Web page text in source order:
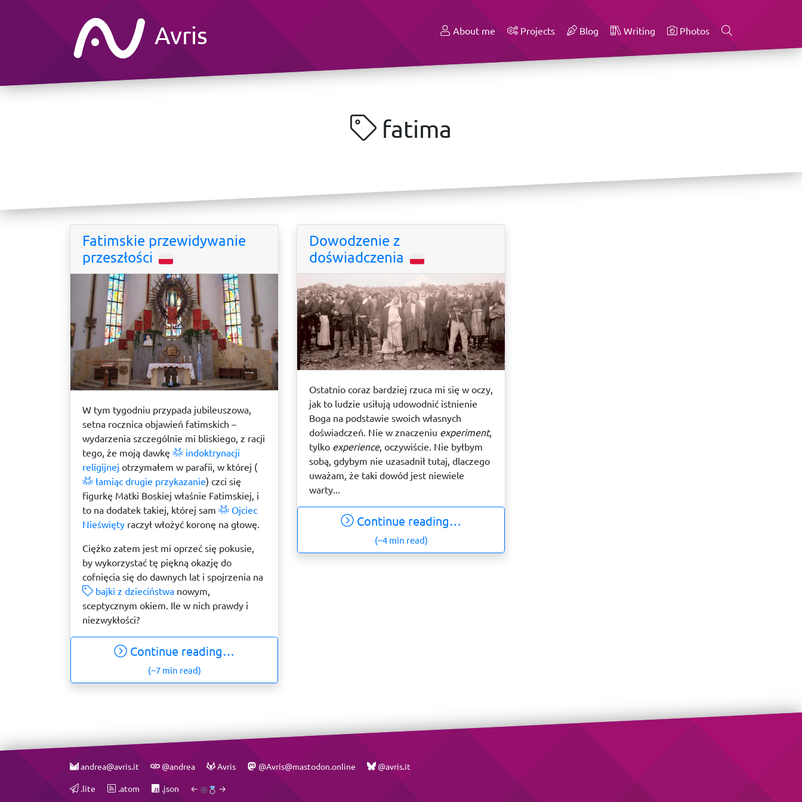
Avris About me Projects Blog Writing Photos
fatima
Fatimskie przewidywanie
przeszłości
W tym tygodniu przypada jubileuszowa,
setna rocznica objawień fatimskich –
wydarzenia szczególnie mi bliskiego, z racji
tego, że moją dawkę
indoktrynacji
religijnej otrzymałem w parafii, w której (
łamiąc drugie przykazanie) czci się
figurkę Matki Boskiej właśnie Fatimskiej, i
to na dodatek takiej, której sam
Ojciec
Nieświęty raczył włożyć koronę na głowę.
Ciężko zatem jest mi oprzeć się pokusie,
by wykorzystać tę piękną okazję do
cofnięcia się do dawnych lat i spojrzenia na
bajki z dzieciństwanowym,
sceptycznym okiem. Ile w nich prawdy i
niezwykłości?
Continue reading…
(~7 min read)
Dowodzenie z
doświadczenia
Ostatnio coraz bardziej rzuca mi się w oczy,
jak to ludzie usiłują udowodnić istnienie
Boga na podstawie swoich własnych
doświadczeń. Nie w znaczeniu experiment,
tylko experience, oczywiście. Nie byłbym
sobą, gdybym nie uzasadnił tutaj, dlaczego
uważam, że taki dowód jest niewiele
warty...
Continue reading…
(~4 min read)
andrea@avris.it @andrea Avris @Avris@mastodon.online @avris.it
.lite .atom .json ← →